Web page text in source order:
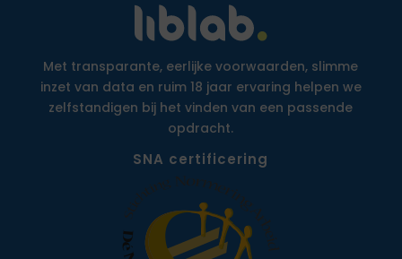
Met transparante, eerlijke voorwaarden, slimme
inzet van data en ruim 18 jaar ervaring helpen we
zelfstandigen bij het vinden van een passende
opdracht.
SNA certificering